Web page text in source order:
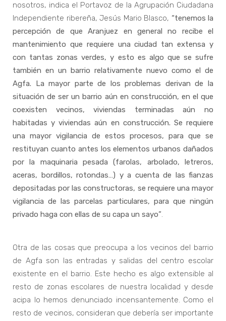
nosotros, indica el Portavoz de la Agrupación Ciudadana
Independiente ribereña, Jesús Mario Blasco, “tenemos la
percepción de que Aranjuez en general no recibe el
mantenimiento que requiere una ciudad tan extensa y
con tantas zonas verdes, y esto es algo que se sufre
también en un barrio relativamente nuevo como el de
Agfa. La mayor parte de los problemas derivan de la
situación de ser un barrio aún en construcción, en el que
coexisten vecinos, viviendas terminadas aún no
habitadas y viviendas aún en construcción. Se requiere
una mayor vigilancia de estos procesos, para que se
restituyan cuanto antes los elementos urbanos dañados
por la maquinaria pesada (farolas, arbolado, letreros,
aceras, bordillos, rotondas…) y a cuenta de las fianzas
depositadas por las constructoras, se requiere una mayor
vigilancia de las parcelas particulares, para que ningún
privado haga con ellas de su capa un sayo”.
Otra de las cosas que preocupa a los vecinos del barrio
de Agfa son las entradas y salidas del centro escolar
existente en el barrio. Este hecho es algo extensible al
resto de zonas escolares de nuestra localidad y desde
acipa lo hemos denunciado incensantemente. Como el
resto de vecinos, consideran que debería ser importante